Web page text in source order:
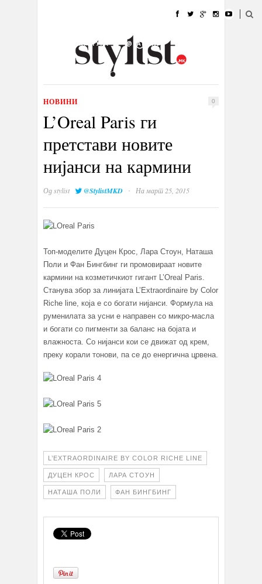
УБАВИНА
КУЛТУРА @РАБОТА
ИЗЛОГ
НОВИНИ 0
L’Oreal Paris ги
претстави новите
нијанси на кармини
Одstylist @StylistMKD · На март 25, 2015
Топ-моделите Дуцен Крос, Лара Стоун, Наташа
Поли и Фан Бингбинг ги промовираат новите
кармини на козметичкиот гигант L’Oreal Paris.
Станува збор за линијата L’Extraordinaire by Color
Riche line, која е со богати нијанси. Формула на
руменилата за усни е направен со микро-масла
и богати со пигменти за баланс на бојата и
влажноста. Со нијанси кои се движат од крем,
преку корали тонови, па се до енергична црвена.
L’EXTRAORDINAIRE BY COLOR RICHE LINE
ДУЦЕН КРОС ЛАРА СТОУН
НАТАША ПОЛИ ФАН БИНГБИНГ